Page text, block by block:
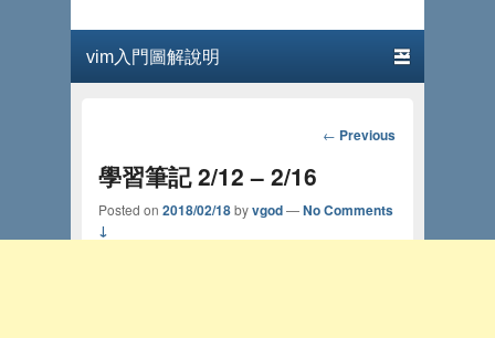
Primary menu
Skip to primary content
Skip to secondary content
Post
← Previous
學習筆記 2/12 – 2/16
Posted on 2018/02/18byvgod—No Comments
↓